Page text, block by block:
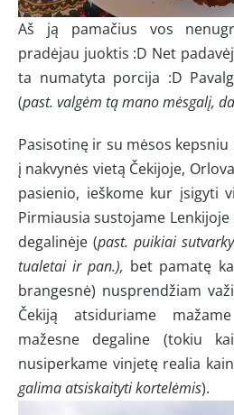
Aš ją pamačius vos
pradėjau juoktis :D Net
ta numatyta porcija :D
(past. valgėm tą mano mėsgalį,
Pasisotinę ir su mėsos
į nakvynės vietą Čekijoje,
pasienio, ieškome kur įsigyti
Pirmiausia sustojame
degalinėje (past. puikiai
tualetai ir pan.), bet pamatę
brangesnė) nusprendžiam
Čekiją atsiduriame
mažesne degaline (tokiu
nusiperkame vinjetę realia
galima atsiskaityti kortelėmis).